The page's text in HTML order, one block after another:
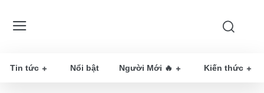
Tin tức Nổi bật Người Mới 🔥 Kiến thức